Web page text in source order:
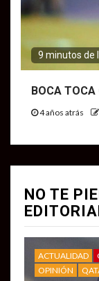
9 minutos de
BOCA TOCA
4 años atrás
NO TE
ACTUALIDAD
OPINIÓN